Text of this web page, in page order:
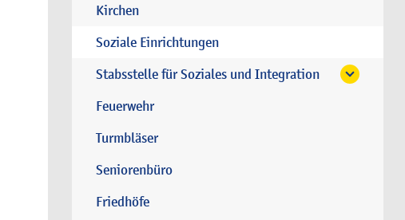
Kirchen
Soziale Einrichtungen
Stabsstelle für Soziales und Integration
Feuerwehr
Turmbläser
Seniorenbüro
Friedhöfe